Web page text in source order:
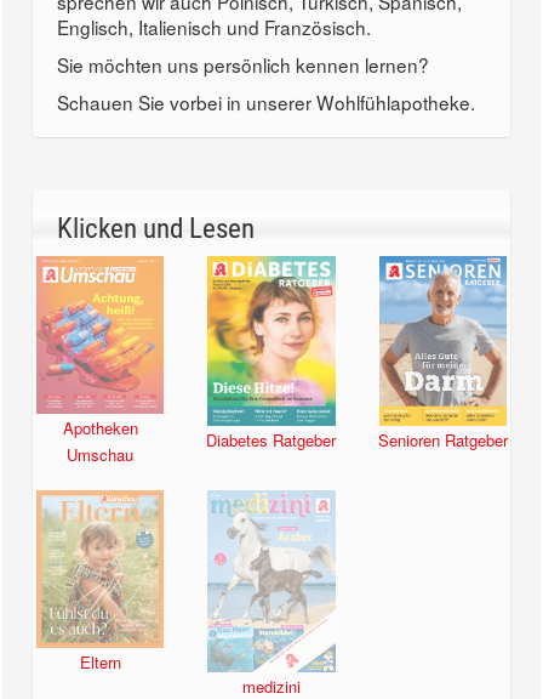
Englisch, Italienisch und Französisch.
Sie möchten uns persönlich kennen lernen?
Schauen Sie vorbei in unserer Wohlfühlapotheke.
Klicken und Lesen
Apotheken
Umschau
Diabetes Ratgeber Senioren Ratgeber
Eltern
medizini